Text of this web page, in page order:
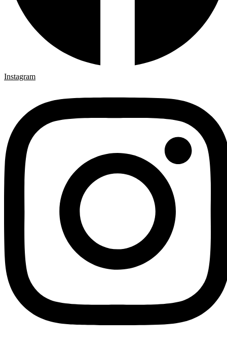
Instagram